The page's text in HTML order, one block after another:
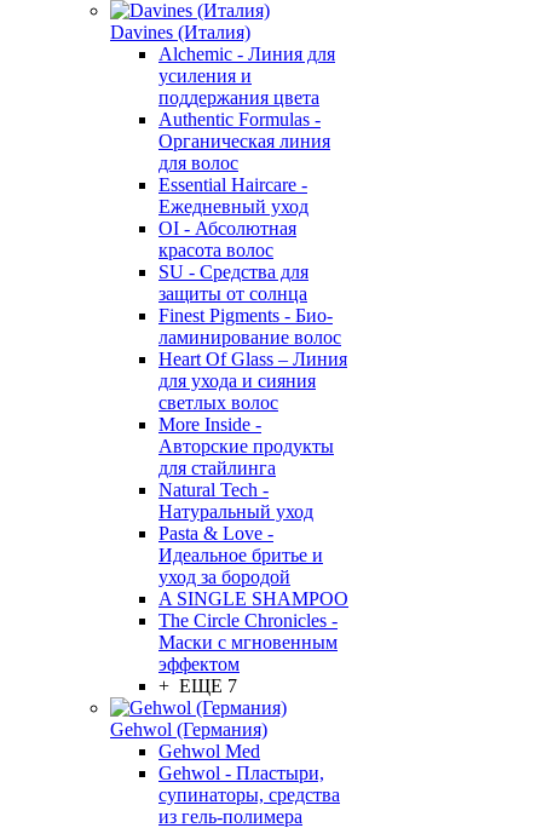
Davines (Италия)
Alchemic - Линия для
усиления и
поддержания цвета
Authentic Formulas -
Органическая линия
для волос
Essential Haircare -
Eжедневный уход
OI - Абсолютная
красота волос
SU - Средства для
защиты от солнца
Finest Pigments - Био-
ламинирование волос
Heart Of Glass – Линия
для ухода и сияния
светлых волос
More Inside -
Авторские продукты
для стайлинга
Natural Tech -
Натуральный уход
Pasta & Love -
Идеальное бритье и
уход за бородой
A SINGLE SHAMPOO
The Circle Chronicles -
Маски с мгновенным
эффектом
+ ЕЩЕ 7
Gehwol (Германия)
Gehwol Med
Gehwol - Пластыри,
супинаторы, средства
из гель-полимера